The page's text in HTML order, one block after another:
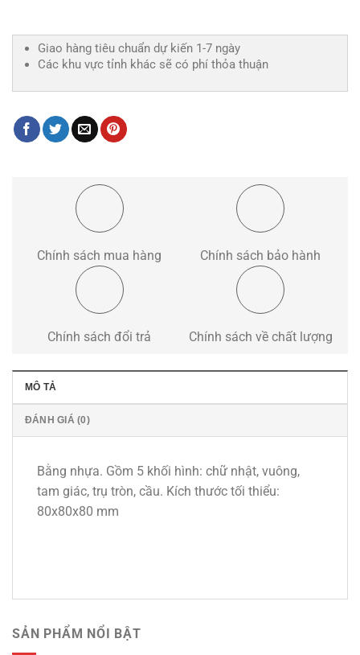
Giao hàng tiêu chuẩn dự kiến 1-7 ngày
Các khu vực tỉnh khác sẽ có phí thỏa thuận
Chính sách mua hàng Chính sách bảo hành
Chính sách đổi trả Chính sách về chất lượng
MÔ TẢ
ĐÁNH GIÁ (0)
Bằng nhựa. Gồm 5 khối hình: chữ nhật, vuông,
tam giác, trụ tròn, cầu. Kích thước tối thiểu:
80x80x80 mm
SẢN PHẨM NỔI BẬT